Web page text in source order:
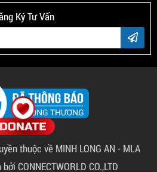
Ký Tư Vấn
thuộc về MINH LONG AN - MLA
CONNECTWORLD CO.,LTD